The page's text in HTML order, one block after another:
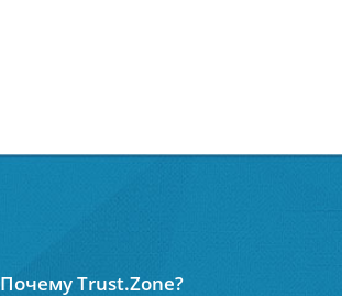
Почему Trust.Zone?